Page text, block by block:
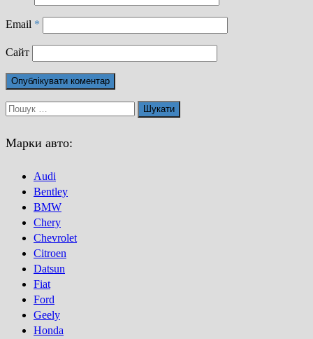
Email *
Сайт
Пошук:
Марки авто:
Audi
Bentley
BMW
Chery
Chevrolet
Citroen
Datsun
Fiat
Ford
Geely
Honda